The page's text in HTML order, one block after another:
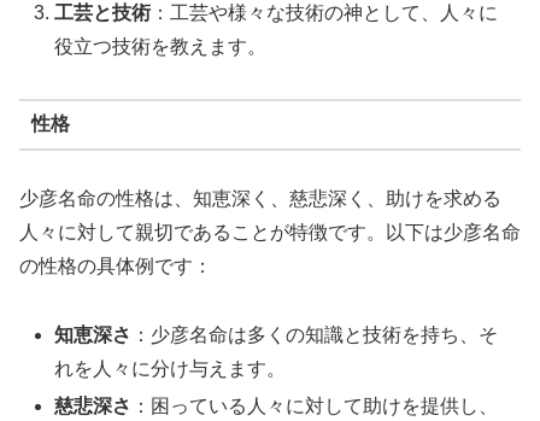
工芸と技術 ：工芸や様々な技術の神として、人々に
役立つ技術を教えます。
性格
少彦名命の性格は、知恵深く、慈悲深く、助けを求める
人々に対して親切であることが特徴です。以下は少彦名命
の性格の具体例です：
知恵深さ ：少彦名命は多くの知識と技術を持ち、そ
れを人々に分け与えます。
慈悲深さ ：困っている人々に対して助けを提供し、